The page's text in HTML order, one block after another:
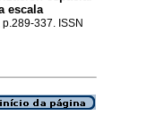
escala
337. ISSN